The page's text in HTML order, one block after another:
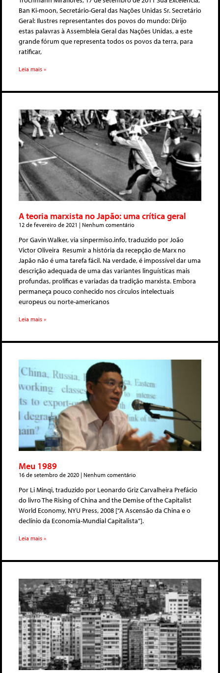
Ban Ki-moon, Secretário-Geral das Nações Unidas Sr. Secretário
Geral: Ilustres representantes dos povos do mundo: Dirijo
estas palavras à Assembleia Geral das Nações Unidas, a este
grande fórum que representa todos os povos da terra, para
ratificar,
Leia mais »
A teoria marxista no Japão: uma crítica geral
12 de fevereiro de 2021 Nenhum comentário
Por Gavin Walker, via sinpermiso.info, traduzido por João
Victor Oliveira Resumir a história da recepção de Marx no
Japão não é uma tarefa fácil. Na verdade, é impossível dar uma
descrição adequada de uma das variantes linguísticas mais
profundas, prolíficas e variadas da tradição marxista. Embora
permaneça pouco conhecido nos círculos intelectuais
europeus ou norte-americanos
Leia mais »
Meu 1989
16 de setembro de 2020 Nenhum comentário
Por Li Minqi, traduzido por Leonardo Griz Carvalheira Prefácio
do livro The Rising of China and the Demise of the Capitalist
World Economy, NYU Press, 2008 [“A Ascensão da China e o
declínio da Economia-Mundial Capitalista”].
Leia mais »